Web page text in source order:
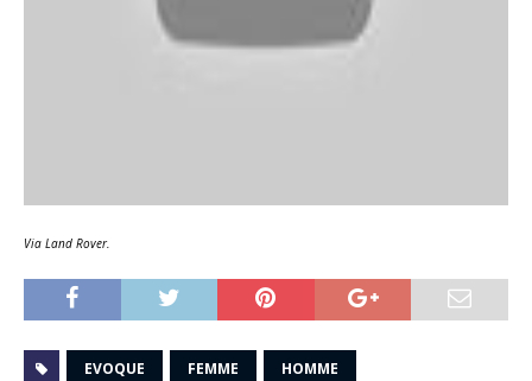
Via Land Rover.
EVOQUE FEMME HOMME